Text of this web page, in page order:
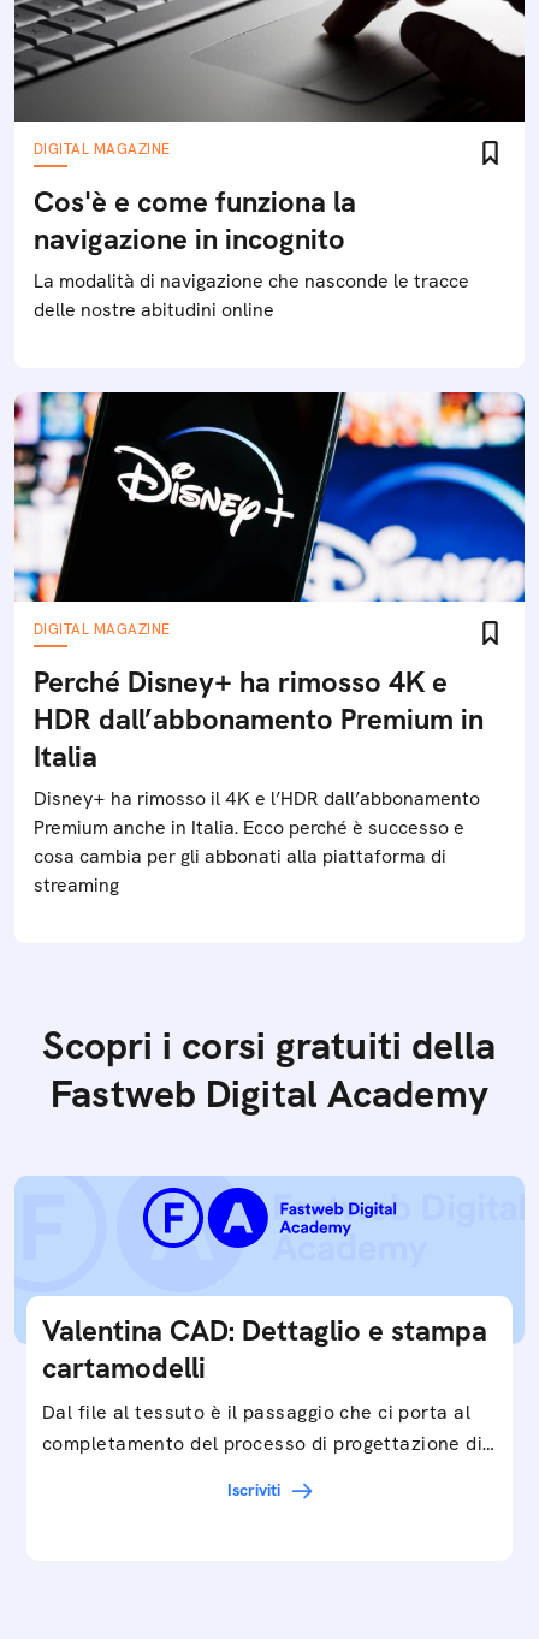
DIGITAL MAGAZINE
Cos'è e come funziona la
navigazione in incognito
La modalità di navigazione che nasconde le tracce
delle nostre abitudini online
DIGITAL MAGAZINE
Perché Disney+ ha rimosso 4K e
HDR dall’abbonamento Premium in
Italia
Disney+ ha rimosso il 4K e l’HDR dall’abbonamento
Premium anche in Italia. Ecco perché è successo e
cosa cambia per gli abbonati alla piattaforma di
streaming
Scopri i corsi gratuiti della
Fastweb Digital Academy
Valentina CAD: Dettaglio e stampa
cartamodelli
Dal file al tessuto è il passaggio che ci porta al
completamento del processo di progettazione di
Iscriviti